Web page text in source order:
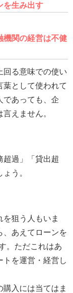
を生み出す
機関の経営は不健
回る意味での使い
葉として使われて
であっても、企
えません。
超過」「貸出超
う。
狙う人もいま
、あえてローンを
。ただこれはあ
を運営・経営し
入には当てはま